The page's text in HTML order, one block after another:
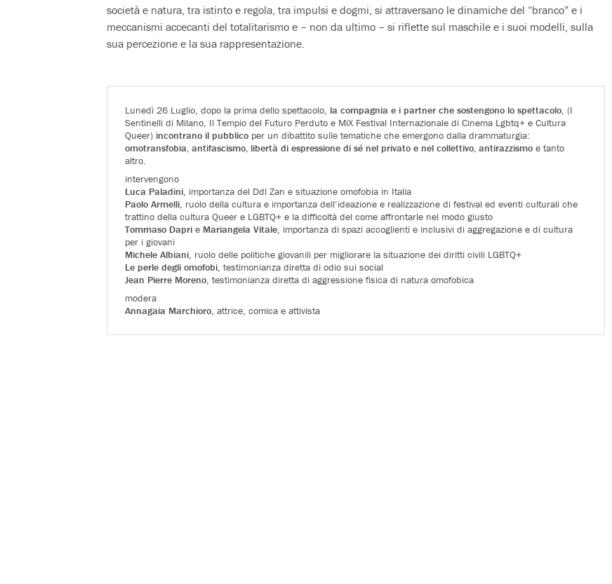
società e natura, tra istinto e regola, tra impulsi e dogmi, si attraversano le dinamiche del “branco” e i
meccanismi accecanti del totalitarismo e – non da ultimo – si riflette sul maschile e i suoi modelli, sulla
sua percezione e la sua rappresentazione.
Lunedì 26 Luglio, dopo la prima dello spettacolo, la compagnia e i partner che sostengono lo spettacolo, (I
Sentinelli di Milano, Il Tempio del Futuro Perduto e MiX Festival Internazionale di Cinema Lgbtq+ e Cultura
Queer) incontrano il pubblico per un dibattito sulle tematiche che emergono dalla drammaturgia:
omotransfobia, antifascismo, libertà di espressione di sé nel privato e nel collettivo, antirazzismo e tanto
altro.
intervengono
Luca Paladini, importanza del Ddl Zan e situazione omofobia in Italia
Paolo Armelli, ruolo della cultura e importanza dell’ideazione e realizzazione di festival ed eventi culturali che
trattino della cultura Queer e LGBTQ+ e la difficoltà del come affrontarle nel modo giusto
Tommaso Dapri e Mariangela Vitale, importanza di spazi accoglienti e inclusivi di aggregazione e di cultura
per i giovani
Michele Albiani, ruolo delle politiche giovanili per migliorare la situazione dei diritti civili LGBTQ+
Le perle degli omofobi, testimonianza diretta di odio sui social
Jean Pierre Moreno, testimonianza diretta di aggressione fisica di natura omofobica
modera
Annagaia Marchioro, attrice, comica e attivista